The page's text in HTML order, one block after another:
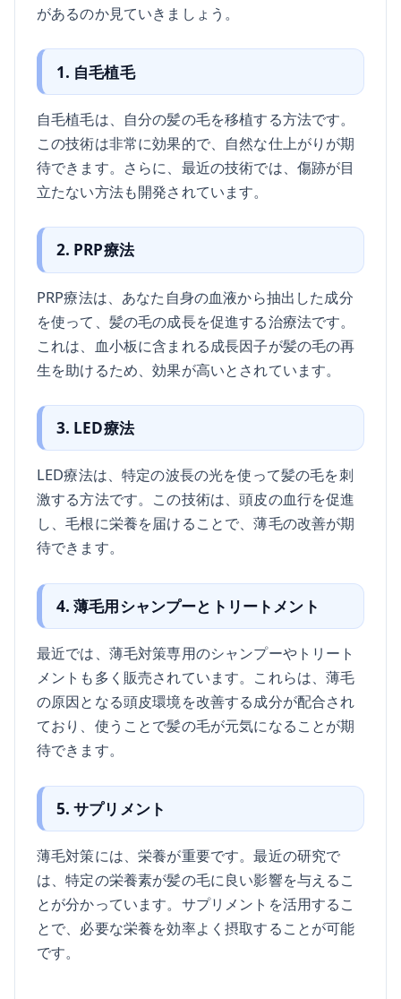
があるのか見ていきましょう。
1. 自毛植毛
自毛植毛は、自分の髪の毛を移植する方法です。
この技術は非常に効果的で、自然な仕上がりが期
待できます。さらに、最近の技術では、傷跡が目
立たない方法も開発されています。
2. PRP療法
PRP療法は、あなた自身の血液から抽出した成分
を使って、髪の毛の成長を促進する治療法です。
これは、血小板に含まれる成長因子が髪の毛の再
生を助けるため、効果が高いとされています。
3. LED療法
LED療法は、特定の波長の光を使って髪の毛を刺
激する方法です。この技術は、頭皮の血行を促進
し、毛根に栄養を届けることで、薄毛の改善が期
待できます。
4. 薄毛用シャンプーとトリートメント
最近では、薄毛対策専用のシャンプーやトリート
メントも多く販売されています。これらは、薄毛
の原因となる頭皮環境を改善する成分が配合され
ており、使うことで髪の毛が元気になることが期
待できます。
5. サプリメント
薄毛対策には、栄養が重要です。最近の研究で
は、特定の栄養素が髪の毛に良い影響を与えるこ
とが分かっています。サプリメントを活用するこ
とで、必要な栄養を効率よく摂取することが可能
です。